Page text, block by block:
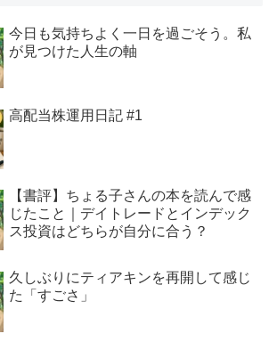
今日も気持ちよく一日を過ごそう。私
が見つけた人生の軸
高配当株運用日記 #1
【書評】ちょる子さんの本を読んで感
じたこと｜デイトレードとインデック
ス投資はどちらが自分に合う？
久しぶりにティアキンを再開して感じ
た「すごさ」